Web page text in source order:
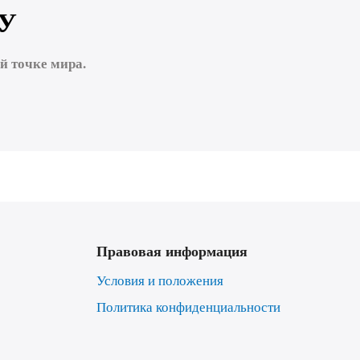
точке мира.
Правовая информация
Условия и положения
Политика конфиденциальности